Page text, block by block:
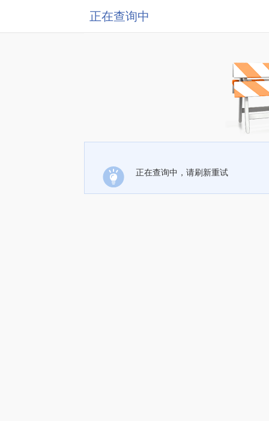
正在查询中
正在查询中，请刷新重试